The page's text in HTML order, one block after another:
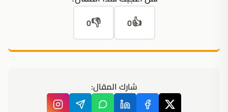
👍
0
👎
0
شارك المقال: